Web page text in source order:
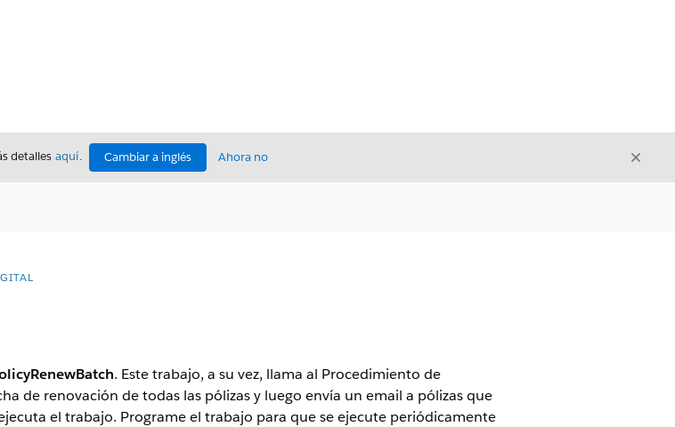
detalles aquí. Cambiar a inglés Ahora no Cerrar
. Este trabajo, a su vez, llama al Procedimiento de
de renovación de todas las pólizas y luego envía un email a pólizas que
el trabajo. Programe el trabajo para que se ejecute periódicamente